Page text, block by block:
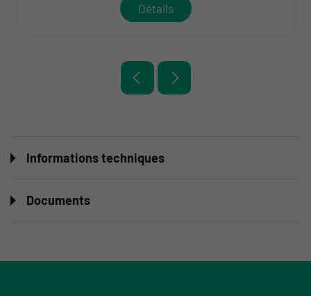
Détails
Informations techniques
Documents